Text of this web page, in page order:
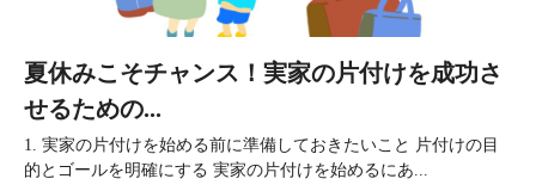
夏休みこそチャンス！実家の片付けを成功さ
せるための...
1. 実家の片付けを始める前に準備しておきたいこと 片付けの目
的とゴールを明確にする 実家の片付けを始めるにあ...